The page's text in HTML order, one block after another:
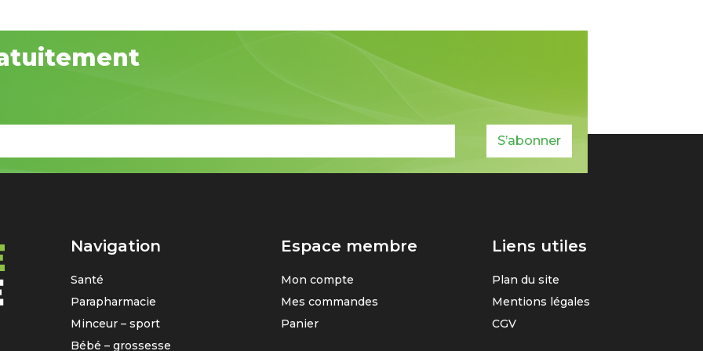
S’abonner
Navigation
Santé
Parapharmacie
Minceur – sport
Bébé – grossesse
Espace membre
Mon compte
Mes commandes
Panier
Liens utiles
Plan du site
Mentions légales
CGV